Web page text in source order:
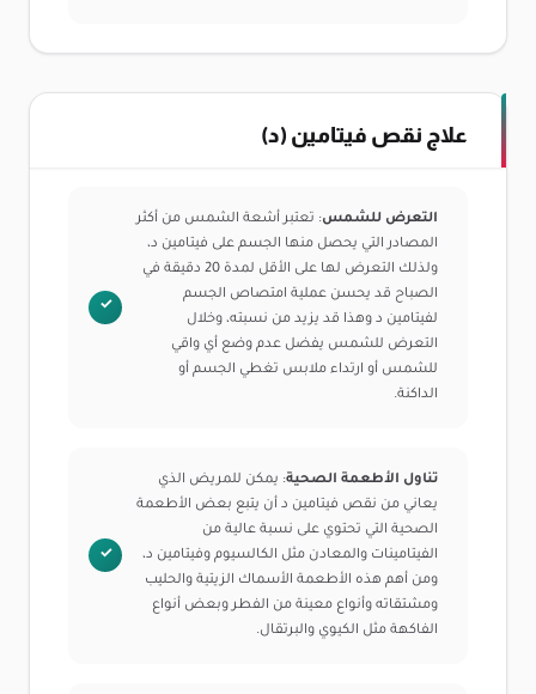
علاج نقص فيتامين (د)
التعرض للشمس: تعتبر أشعة الشمس من أكثر
المصادر التي يحصل منها الجسم على فيتامين د،
ولذلك التعرض لها على الأقل لمدة 20 دقيقة في
الصباح قد يحسن عملية امتصاص الجسم
لفيتامين د وهذا قد يزيد من نسبته، وخلال
التعرض للشمس يفضل عدم وضع أي واقي
للشمس أو ارتداء ملابس تغطي الجسم أو
الداكنة.
تناول الأطعمة الصحية: يمكن للمريض الذي
يعاني من نقص فيتامين د أن يتبع بعض الأطعمة
الصحية التي تحتوي على نسبة عالية من
الفيتامينات والمعادن مثل الكالسيوم وفيتامين د،
ومن أهم هذه الأطعمة الأسماك الزيتية والحليب
ومشتقاته وأنواع معينة من الفطر وبعض أنواع
الفاكهة مثل الكيوي والبرتقال.